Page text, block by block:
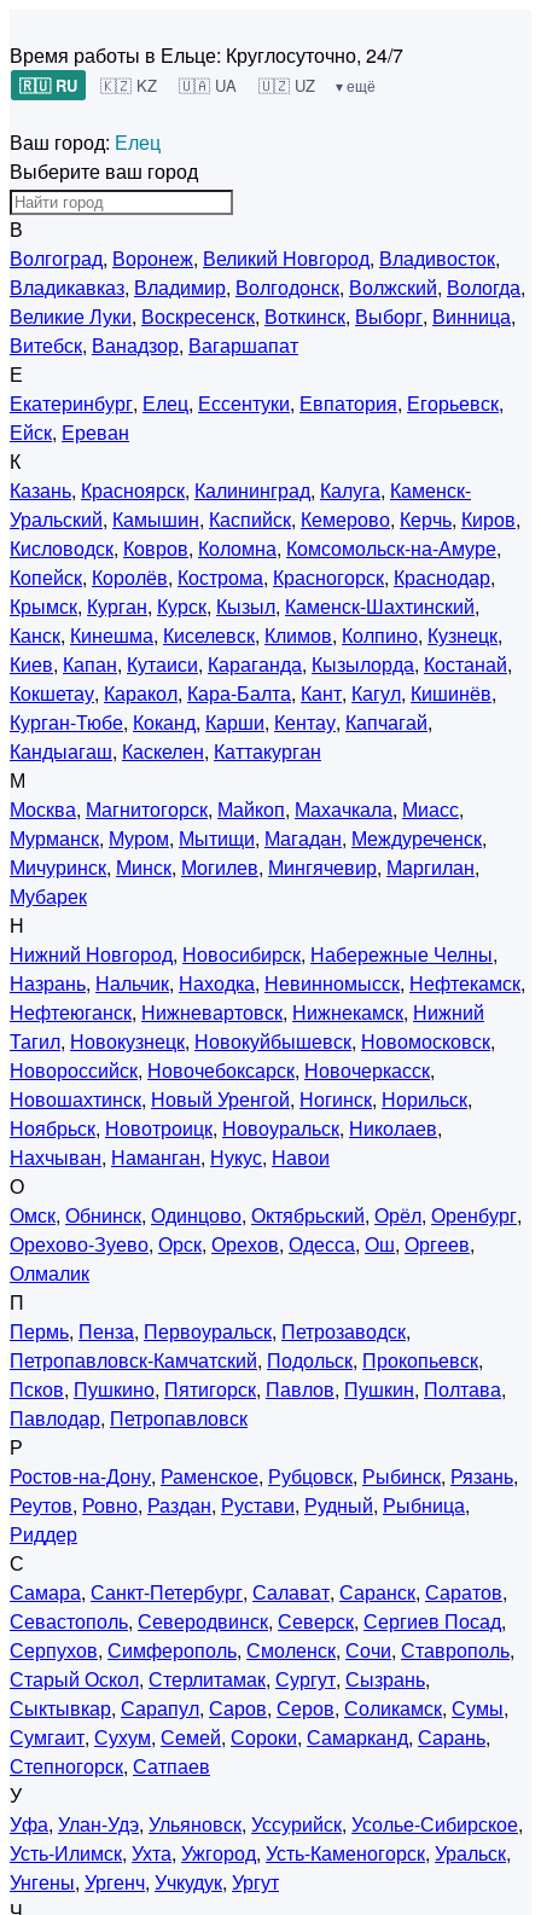
Время работы в Ельце: Круглосуточно, 24/7
🇷🇺 RU 🇰🇿 KZ 🇺🇦 UA 🇺🇿 UZ ▾ ещё
Ваш город: Елец
Выберите ваш город
В
Волгоград, Воронеж, Великий Новгород, Владивосток,
Владикавказ, Владимир, Волгодонск, Волжский, Вологда,
Великие Луки, Воскресенск, Воткинск, Выборг, Винница,
Витебск, Ванадзор, Вагаршапат
Е
Екатеринбург, Елец, Ессентуки, Евпатория, Егорьевск,
Ейск, Ереван
К
Казань, Красноярск, Калининград, Калуга, Каменск-
Уральский, Камышин, Каспийск, Кемерово, Керчь, Киров,
Кисловодск, Ковров, Коломна, Комсомольск-на-Амуре,
Копейск, Королёв, Кострома, Красногорск, Краснодар,
Крымск, Курган, Курск, Кызыл, Каменск-Шахтинский,
Канск, Кинешма, Киселевск, Климов, Колпино, Кузнецк,
Киев, Капан, Кутаиси, Караганда, Кызылорда, Костанай,
Кокшетау, Каракол, Кара-Балта, Кант, Кагул, Кишинёв,
Курган-Тюбе, Коканд, Карши, Кентау, Капчагай,
Кандыагаш, Каскелен, Каттакурган
М
Москва, Магнитогорск, Майкоп, Махачкала, Миасс,
Мурманск, Муром, Мытищи, Магадан, Междуреченск,
Мичуринск, Минск, Могилев, Мингячевир, Маргилан,
Мубарек
Н
Нижний Новгород, Новосибирск, Набережные Челны,
Назрань, Нальчик, Находка, Невинномысск, Нефтекамск,
Нефтеюганск, Нижневартовск, Нижнекамск, Нижний
Тагил, Новокузнецк, Новокуйбышевск, Новомосковск,
Новороссийск, Новочебоксарск, Новочеркасск,
Новошахтинск, Новый Уренгой, Ногинск, Норильск,
Ноябрьск, Новотроицк, Новоуральск, Николаев,
Нахчыван, Наманган, Нукус, Навои
О
Омск, Обнинск, Одинцово, Октябрьский, Орёл, Оренбург,
Орехово-Зуево, Орск, Орехов, Одесса, Ош, Оргеев,
Олмалик
П
Пермь, Пенза, Первоуральск, Петрозаводск,
Петропавловск-Камчатский, Подольск, Прокопьевск,
Псков, Пушкино, Пятигорск, Павлов, Пушкин, Полтава,
Павлодар, Петропавловск
Р
Ростов-на-Дону, Раменское, Рубцовск, Рыбинск, Рязань,
Реутов, Ровно, Раздан, Рустави, Рудный, Рыбница,
Риддер
С
Самара, Санкт-Петербург, Салават, Саранск, Саратов,
Севастополь, Северодвинск, Северск, Сергиев Посад,
Серпухов, Симферополь, Смоленск, Сочи, Ставрополь,
Старый Оскол, Стерлитамак, Сургут, Сызрань,
Сыктывкар, Сарапул, Саров, Серов, Соликамск, Сумы,
Сумгаит, Сухум, Семей, Сороки, Самарканд, Сарань,
Степногорск, Сатпаев
У
Уфа, Улан-Удэ, Ульяновск, Уссурийск, Усолье-Сибирское,
Усть-Илимск, Ухта, Ужгород, Усть-Каменогорск, Уральск,
Унгены, Ургенч, Учкудук, Ургут